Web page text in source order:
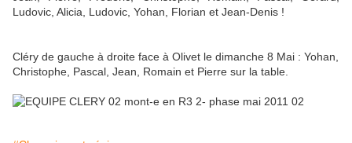
Ludovic, Alicia, Ludovic, Yohan, Florian et Jean-Denis !
Cléry de gauche à droite face à Olivet le dimanche 8 Mai : Yohan,
Christophe, Pascal, Jean, Romain et Pierre sur la table.